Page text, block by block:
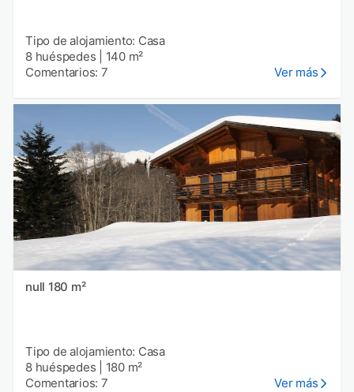
Tipo de alojamiento: Casa
8 huéspedes
140 m²
Comentarios: 7
Ver más
null 180 m²
Tipo de alojamiento: Casa
8 huéspedes
180 m²
Comentarios: 7
Ver más